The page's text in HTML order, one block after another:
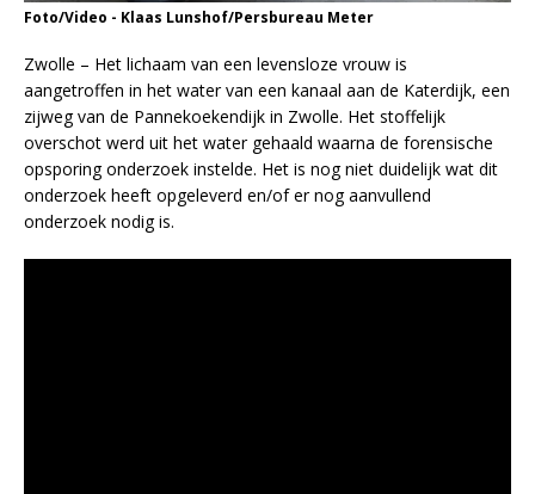
Foto/Video - Klaas Lunshof/Persbureau Meter
Zwolle – Het lichaam van een levensloze vrouw is
aangetroffen in het water van een kanaal aan de Katerdijk, een
zijweg van de Pannekoekendijk in Zwolle. Het stoffelijk
overschot werd uit het water gehaald waarna de forensische
opsporing onderzoek instelde. Het is nog niet duidelijk wat dit
onderzoek heeft opgeleverd en/of er nog aanvullend
onderzoek nodig is.